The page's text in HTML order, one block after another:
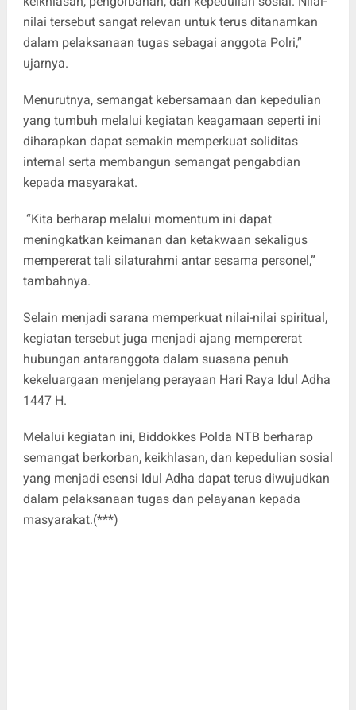
nilai tersebut sangat relevan untuk terus ditanamkan
dalam pelaksanaan tugas sebagai anggota Polri,”
ujarnya.
Menurutnya, semangat kebersamaan dan kepedulian
yang tumbuh melalui kegiatan keagamaan seperti ini
diharapkan dapat semakin memperkuat soliditas
internal serta membangun semangat pengabdian
kepada masyarakat.
“Kita berharap melalui momentum ini dapat
meningkatkan keimanan dan ketakwaan sekaligus
mempererat tali silaturahmi antar sesama personel,”
tambahnya.
Selain menjadi sarana memperkuat nilai-nilai spiritual,
kegiatan tersebut juga menjadi ajang mempererat
hubungan antaranggota dalam suasana penuh
kekeluargaan menjelang perayaan Hari Raya Idul Adha
1447 H.
Melalui kegiatan ini, Biddokkes Polda NTB berharap
semangat berkorban, keikhlasan, dan kepedulian sosial
yang menjadi esensi Idul Adha dapat terus diwujudkan
dalam pelaksanaan tugas dan pelayanan kepada
masyarakat.(***)